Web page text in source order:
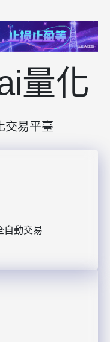
量化
交易平臺
自動交易